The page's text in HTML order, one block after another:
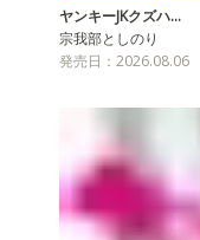
ヤンキーJKクズハ…
宗我部としのり
発売日：2026.08.06